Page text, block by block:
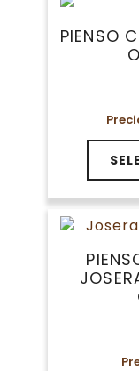
PIENSO
Este
tiene
se